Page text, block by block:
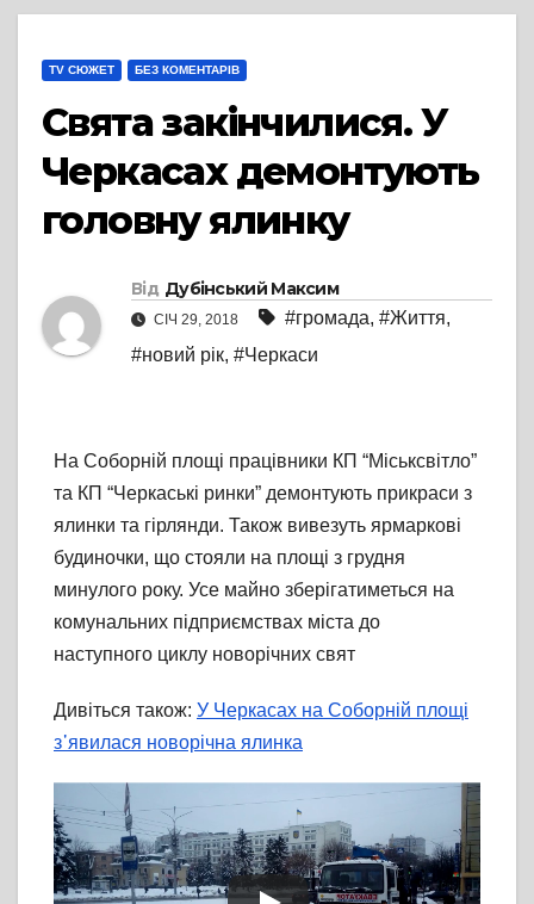
TV СЮЖЕТ БЕЗ КОМЕНТАРІВ
Свята закінчилися. У
Черкасах демонтують
головну ялинку
Від Дубінський Максим
СІЧ 29, 2018 #громада, #Життя,
#новий рік, #Черкаси
На Соборній площі працівники КП “Міськсвітло”
та КП “Черкаські ринки” демонтують прикраси з
ялинки та гірлянди. Також вивезуть ярмаркові
будиночки, що стояли на площі з грудня
минулого року. Усе майно зберігатиметься на
комунальних підприємствах міста до
наступного циклу новорічних свят
Дивіться також: У Черкасах на Соборній площі
з᾽явилася новорічна ялинка